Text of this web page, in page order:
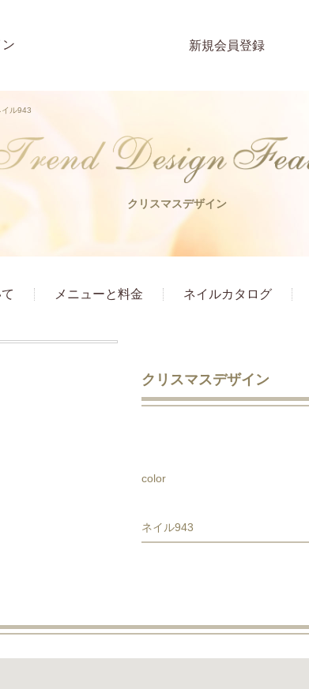
新規会員登録
イル943
クリスマスデザイン
メニューと料金 ネイルカタログ
クリスマスデザイン
color
ネイル943